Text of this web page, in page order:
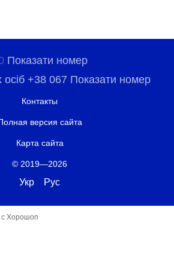
Показати номер
+38 067 Показати номер
Контакты
версия сайта
Карта сайта
© 2019—2026
Укр Рус
с Хорошоп